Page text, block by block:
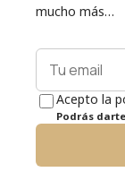
mucho más…
Acepto la
Podrás